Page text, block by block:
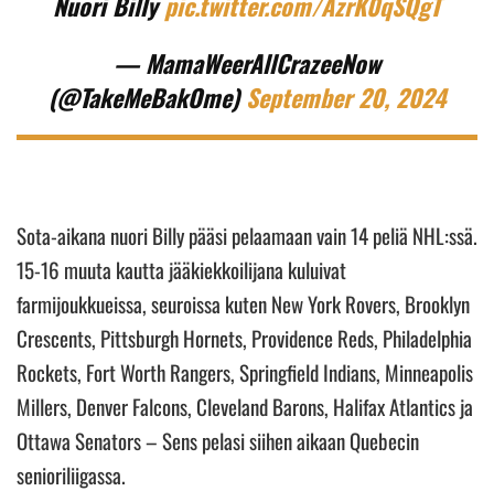
— MamaWeerAllCrazeeNow
(@TakeMeBakOme)September 20, 2024
Sota-aikana nuori Billy pääsi pelaamaan vain 14 peliä NHL:ssä.
15-16 muuta kautta jääkiekkoilijana kuluivat
farmijoukkueissa, seuroissa kuten New York Rovers, Brooklyn
Crescents, Pittsburgh Hornets, Providence Reds, Philadelphia
Rockets, Fort Worth Rangers, Springfield Indians, Minneapolis
Millers, Denver Falcons, Cleveland Barons, Halifax Atlantics ja
Ottawa Senators – Sens pelasi siihen aikaan Quebecin
senioriliigassa.